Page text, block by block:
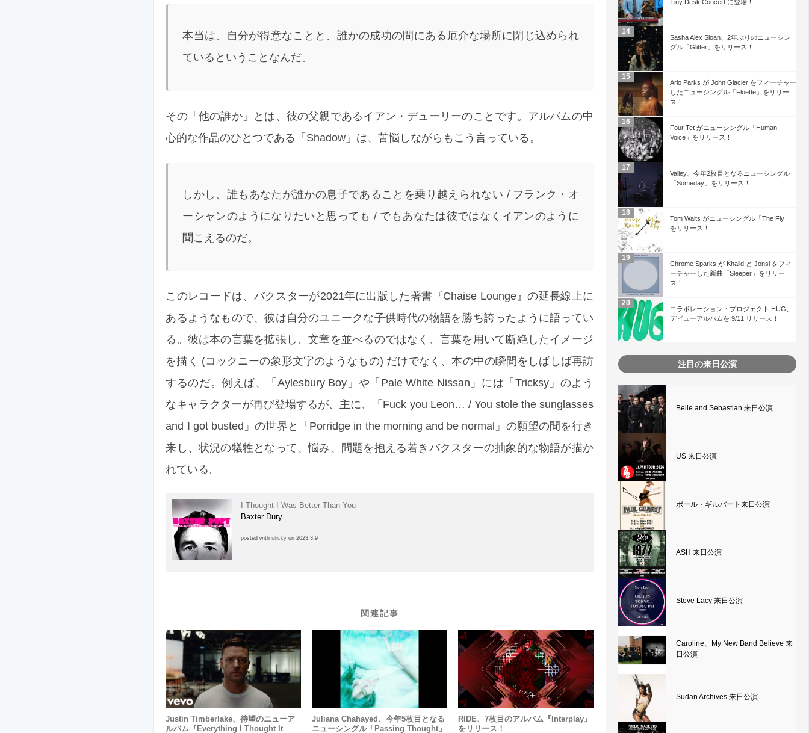
本当は、自分が得意なことと、誰かの成功の間にある厄介な場所に閉じ込められ
ているということなんだ。
その「他の誰か」とは、彼の父親であるイアン・デューリーのことです。アルバムの中
心的な作品のひとつである「Shadow」は、苦悩しながらもこう言っている。
しかし、誰もあなたが誰かの息子であることを乗り越えられない / フランク・オ
ーシャンのようになりたいと思っても / でもあなたは彼ではなくイアンのように
聞こえるのだ。
このレコードは、バクスターが2021年に出版した著書『Chaise Lounge』の延長線上に
あるようなもので、彼は自分のユニークな子供時代の物語を勝ち誇ったように語ってい
る。彼は本の言葉を拡張し、文章を並べるのではなく、言葉を用いて断絶したイメージ
を描く (コックニーの象形文字のようなもの) だけでなく、本の中の瞬間をしばしば再訪
するのだ。例えば、「Aylesbury Boy」や「Pale White Nissan」には「Tricksy」のよう
なキャラクターが再び登場するが、主に、「Fuck you Leon… / You stole the sunglasses
and I got busted」の世界と「Porridge in the morning and be normal」の願望の間を行き
来し、状況の犠牲となって、悩み、問題を抱える若きバクスターの抽象的な物語が描か
れている。
I Thought I Was Better Than You
Baxter Dury
posted withsticky on 2023.3.9
関連記事
Justin Timberlake、待望のニューア
ルバム『Everything I Thought It
Juliana Chahayed、今年5枚目となる
ニューシングル「Passing Thought」
RIDE、7枚目のアルバム『Interplay』
をリリース！
Tiny Desk Concert に登場！
Sasha Alex Sloan、2年ぶりのニューシン
グル「Glitter」をリリース！
Arlo Parks が John Glacier をフィーチャー
したニューシングル「Floette」をリリー
ス！
Four Tet がニューシングル「Human
Voice」をリリース！
Valley、今年2枚目となるニューシングル
「Someday」をリリース！
Tom Waits がニューシングル「The Fly」
をリリース！
Chrome Sparks が Khalid と Jonsi をフィ
ーチャーした新曲「Sleeper」をリリー
ス！
コラボレーション・プロジェクト HUG、
デビューアルバムを 9/11 リリース！
注目の来日公演
Belle and Sebastian 来日公演
US 来日公演
ポール・ギルバート来日公演
ASH 来日公演
Steve Lacy 来日公演
Caroline、My New Band Believe 来
日公演
Sudan Archives 来日公演